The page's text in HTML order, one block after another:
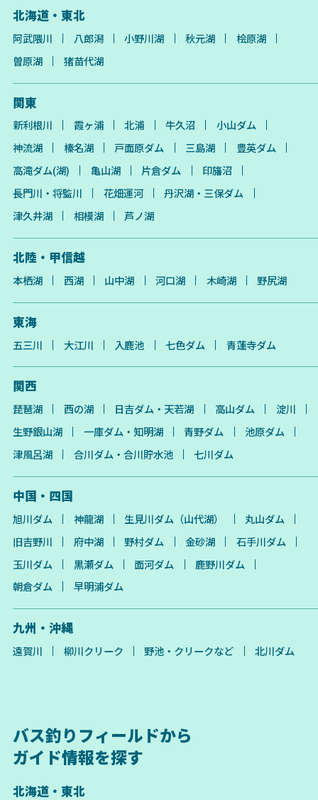
北海道・東北
阿武隈川 八郎潟 小野川湖 秋元湖
桧原湖
曽原湖
猪苗代湖
関東
新利根川 霞ヶ浦 北浦 牛久沼
小山ダム
神流湖
榛名湖 戸面原ダム 三島湖
豊英ダム
高滝ダム(湖)
亀山湖 片倉ダム
印旛沼
長門川・将監川
花畑運河
丹沢湖・三保ダム
津久井湖
相模湖 芦ノ湖
北陸・甲信越
本栖湖 西湖 山中湖 河口湖 木崎湖 野尻湖
東海
五三川 大江川 入鹿池 七色ダム 青蓮寺ダム
関西
琵琶湖 西の湖 日吉ダム・天若湖 高山ダム
淀川
生野銀山湖
一庫ダム・知明湖 青野ダム
池原ダム
津風呂湖
合川ダム・合川貯水池 七川ダム
中国・四国
旭川ダム 神龍湖 生見川ダム（山代湖）
丸山ダム
旧吉野川
府中湖 野村ダム 金砂湖
石手川ダム
玉川ダム
黒瀬ダム 面河ダム
鹿野川ダム
朝倉ダム
早明浦ダム
九州・沖縄
遠賀川 柳川クリーク 野池・クリークなど 北川ダム
バス釣りフィールドから
ガイド情報を探す
北海道・東北